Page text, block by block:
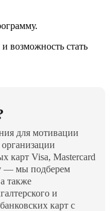
возможность стать
для мотивации
карт Visa, Mastercard
— мы подберем
также
и
карт с